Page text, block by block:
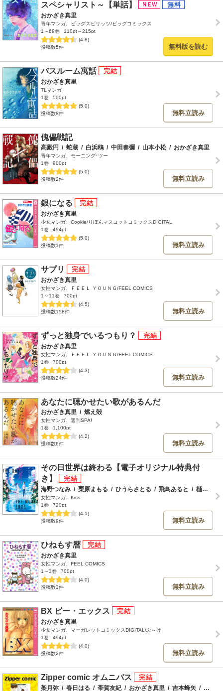
スペシャリスト～【単話】
おかざき真里
青年マンガ、ビッグスピリッツ/ビッグコミックス
1～69巻
110pt～215pt
(4.8)
投稿数5件
無料版を読む
バスルーム寓話
おかざき真里
TLマンガ
1巻
500pt
(5.0)
投稿数8件
無料立読み
傀儡戦記
高殿円 / 蛇蔵 / 白浜鴎 / 中田春彌 / 山本小松 / おかざき真里
青年マンガ、モーニング･ツー
1巻
900pt
(5.0)
投稿数2件
無料立読み
銀になる
おかざき真里
少女マンガ、Cookie/りぼんマスコットコミックスDIGITAL
1巻
494pt
(5.0)
投稿数1件
無料立読み
サプリ
おかざき真里
女性マンガ、ＦＥＥＬ ＹＯＵＮＧ/FEEL COMICS
1～11巻
700pt
(4.5)
投稿数158件
無料立読み
ずっと独身でいるつもり？
おかざき真里
女性マンガ、ＦＥＥＬ ＹＯＵＮＧ/FEEL COMICS
1巻
700pt
(4.3)
投稿数24件
無料立読み
あなたに聴かせたい歌があるんだ
おかざき真里 / 燃え殻
女性マンガ、週刊SPA!
1巻
1,100pt
(4.2)
投稿数6件
無料立読み
その日世界は終わる【電子オリジナル特典付
き】
海野つなみ / 栗原まもる / ひうらさとる / 飛鳥あると / 樋口橘
女性マンガ、Kiss
1巻
720pt
(4.1)
投稿数9件
無料立読み
ひねもす暦
おかざき真里
女性マンガ、FEEL COMICS
1～3巻
700pt
(4.0)
投稿数3件
無料立読み
BX ビー・エックス
おかざき真里
少女マンガ、マーガレットコミックスDIGITAL/ぶ～け
1巻
494pt
(4.0)
投稿数2件
無料立読み
Zipper comic オムニバス
架月弥 / 春日はる / 帯賀友紀 / おかざき真里 / 吉本蜂矢 /